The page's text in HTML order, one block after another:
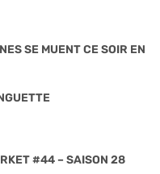
SE MUENT CE SOIR EN
#44 – SAISON 28